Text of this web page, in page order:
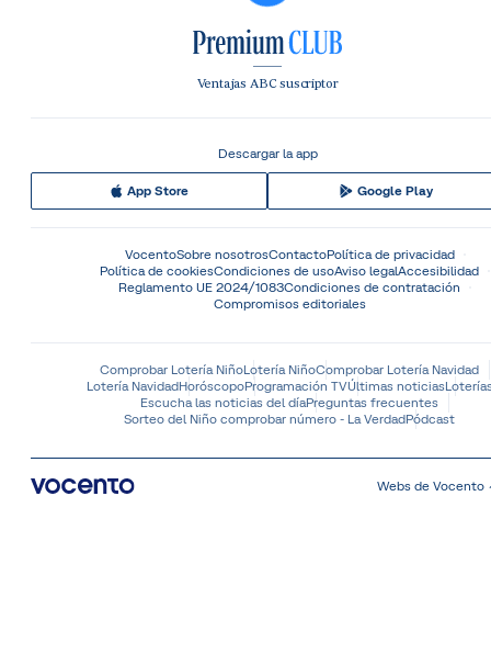
Ventajas ABC suscriptor
Descargar la app
App Store Google Play
VocentoSobre nosotrosContactoPolítica de privacidad
Política de cookiesCondiciones de usoAviso legalAccesibilidad
Reglamento UE 2024/1083Condiciones de contratación
Compromisos editoriales
Comprobar Lotería NiñoLotería NiñoComprobar Lotería Navidad
Lotería NavidadHoróscopoProgramación TVÚltimas noticias
Escucha las noticias del díaPreguntas frecuentes
Sorteo del Niño comprobar número - La VerdadPódcast
Webs de Vocento